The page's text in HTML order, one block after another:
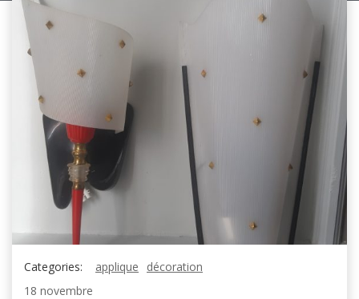
Categories: applique
décoration
18 novembre